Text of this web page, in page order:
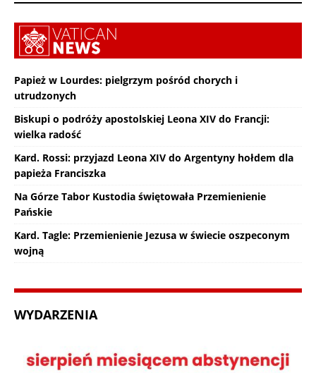
Papież w Lourdes: pielgrzym pośród chorych i
utrudzonych
Biskupi o podróży apostolskiej Leona XIV do Francji:
wielka radość
Kard. Rossi: przyjazd Leona XIV do Argentyny hołdem dla
papieża Franciszka
Na Górze Tabor Kustodia świętowała Przemienienie
Pańskie
Kard. Tagle: Przemienienie Jezusa w świecie oszpeconym
wojną
WYDARZENIA